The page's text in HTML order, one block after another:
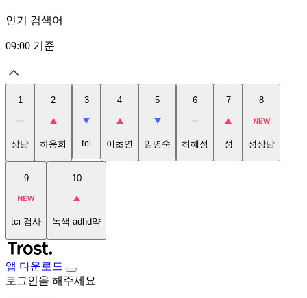
인기 검색어
09:00 기준
1
상담
2
하용희
3
tci
4
이초연
5
임명숙
6
허혜정
7
성
8
성상담
9
tci 검사
10
녹색 adhd약
앱 다운로드
로그인을 해주세요